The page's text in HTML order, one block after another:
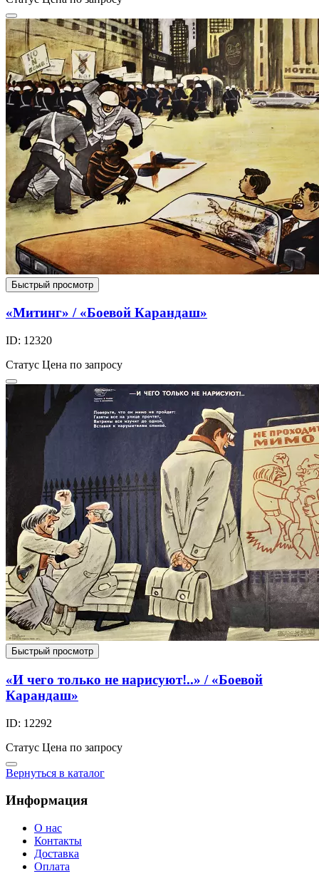
Быстрый просмотр
«Митинг» / «Боевой Карандаш»
ID: 12320
Статус Цена по запросу
Быстрый просмотр
«И чего только не нарисуют!..» / «Боевой
Карандаш»
ID: 12292
Статус Цена по запросу
Вернуться в каталог
Информация
О нас
Контакты
Доставка
Оплата